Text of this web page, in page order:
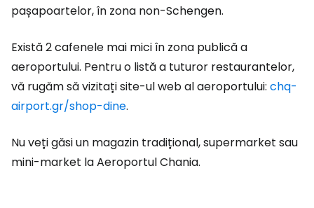
pașapoartelor, în zona non-Schengen.
Există 2 cafenele mai mici în zona publică a
aeroportului. Pentru o listă a tuturor restaurantelor,
vă rugăm să vizitați site-ul web al aeroportului: chq-
airport.gr/shop-dine.
Nu veți găsi un magazin tradițional, supermarket sau
mini-market la Aeroportul Chania.